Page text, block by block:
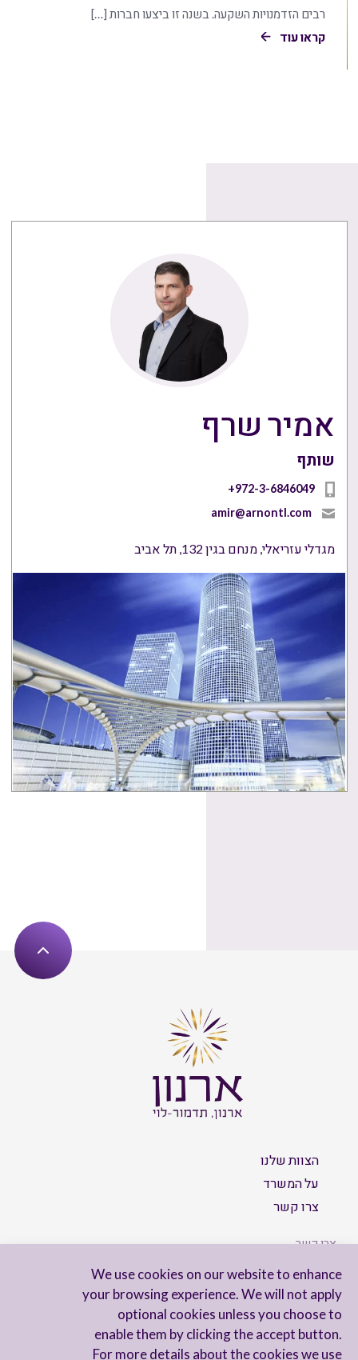
We use cookies on our website to enhance
your browsing experience. We will not apply
optional cookies unless you choose to
enable them by clicking the accept button.
For more details about the cookies we use
רבים הזדמנויות השקעה. בשנה זו ביצעו חברות […]
קראו עוד
אמיר שרף
שותף
+972-3-6846049‏
amir@arnontl.com
מגדלי עזריאלי, מנחם בגין 132, תל אביב
הצוות שלנו
על המשרד
צרו קשר
צרו קשר
הישארו מעודכנים